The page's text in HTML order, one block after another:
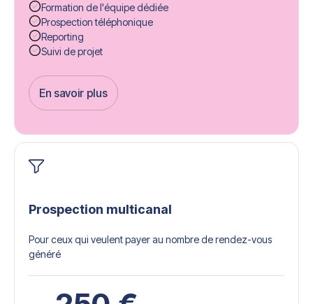
Formation de l'équipe dédiée
Prospection téléphonique
Reporting
Suivi de projet
En savoir plus
Get Started
Prospection multicanal
Pour ceux qui veulent payer au nombre de rendez-vous
généré